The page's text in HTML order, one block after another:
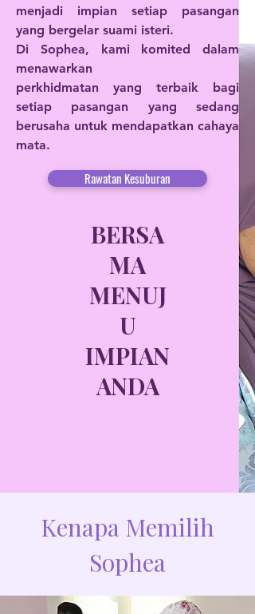
menjadi impian setiap pasangan
yang bergelar suami isteri.
Di Sophea, kami komited dalam
menawarkan
perkhidmatan yang terbaik bagi
setiap pasangan yang sedang
berusaha untuk mendapatkan cahaya
mata.
Rawatan Kesuburan
BERSA
MA
MENUJ
U
IMPIAN
ANDA
Kenapa Memilih
Sophea